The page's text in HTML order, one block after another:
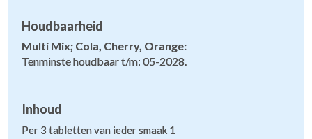
Houdbaarheid
Multi Mix; Cola, Cherry, Orange:
Tenminste houdbaar t/m: 05-2028.
Inhoud
Per 3 tabletten van ieder smaak 1